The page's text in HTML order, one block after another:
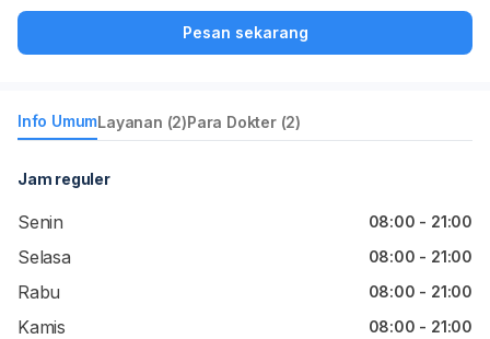
Pesan sekarang
Info UmumLayanan (2)Para Dokter (2)
Jam reguler
Senin 08:00 - 21:00
Selasa 08:00 - 21:00
Rabu 08:00 - 21:00
Kamis 08:00 - 21:00